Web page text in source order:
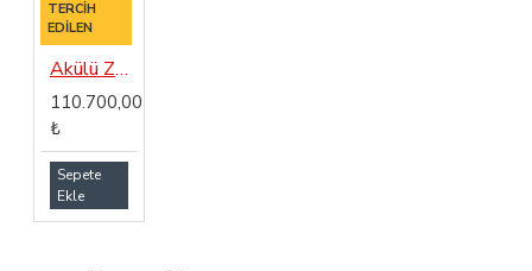
TERCIH
EDILEN
Akülü Zemin Temizleme Makinası Dass Gama 38B
110.700,00
₺
Sepete
Ekle